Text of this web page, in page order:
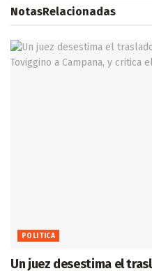
NotasRelacionadas
POLITICA
Un juez desestima el